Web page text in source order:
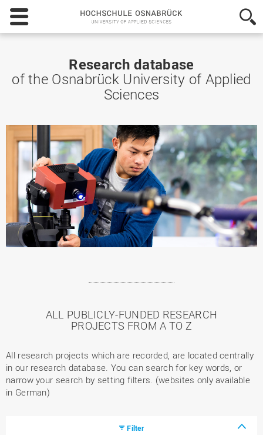
Hochschule
Osnabrück
-
Sciences
Research database
of the Osnabrück University of Applied
Sciences
ALL PUBLICLY-FUNDED RESEARCH
PROJECTS FROM A TO Z
All research projects which are recorded, are located centrally
in our research database. You can search for key words, or
narrow your search by setting filters. (websites only available
in German)
Filter